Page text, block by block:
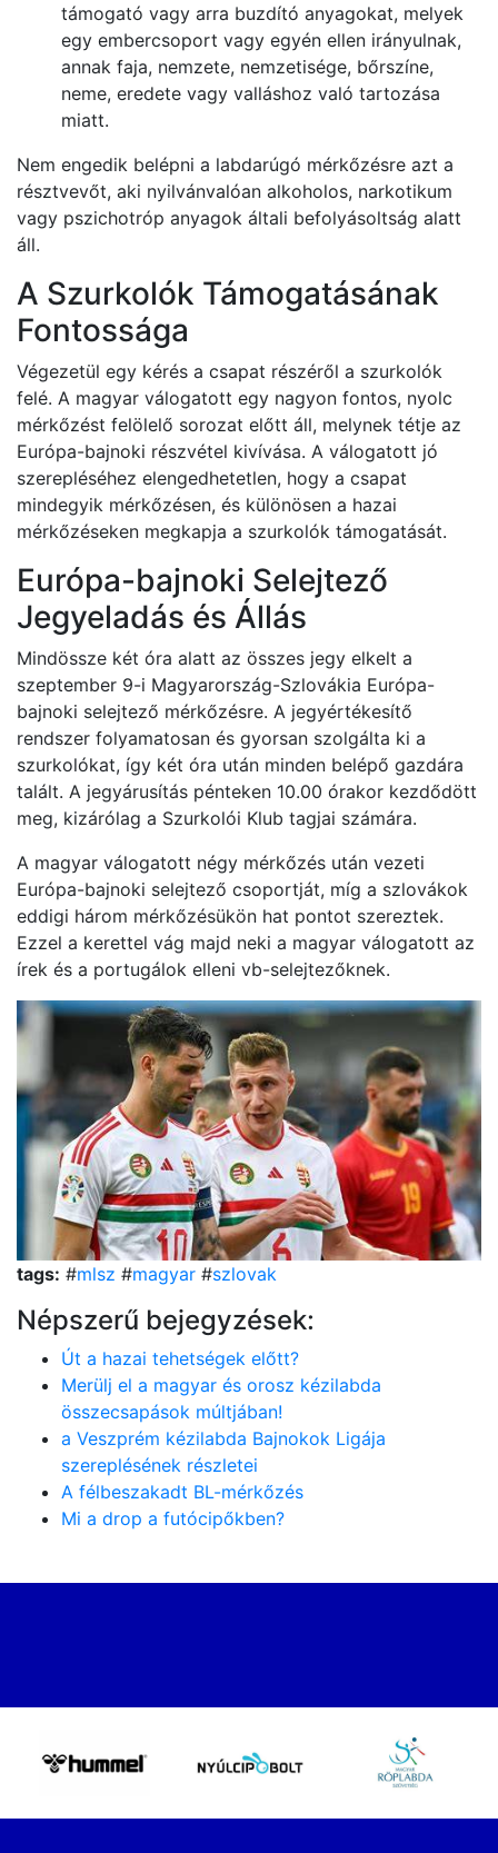
támogató vagy arra buzdító anyagokat, melyek
egy embercsoport vagy egyén ellen irányulnak,
annak faja, nemzete, nemzetisége, bőrszíne,
neme, eredete vagy valláshoz való tartozása
miatt.
Nem engedik belépni a labdarúgó mérkőzésre azt a
résztvevőt, aki nyilvánvalóan alkoholos, narkotikum
vagy pszichotróp anyagok általi befolyásoltság alatt
áll.
A Szurkolók Támogatásának
Fontossága
Végezetül egy kérés a csapat részéről a szurkolók
felé. A magyar válogatott egy nagyon fontos, nyolc
mérkőzést felölelő sorozat előtt áll, melynek tétje az
Európa-bajnoki részvétel kivívása. A válogatott jó
szerepléséhez elengedhetetlen, hogy a csapat
mindegyik mérkőzésen, és különösen a hazai
mérkőzéseken megkapja a szurkolók támogatását.
Európa-bajnoki Selejtező
Jegyeladás és Állás
Mindössze két óra alatt az összes jegy elkelt a
szeptember 9-i Magyarország-Szlovákia Európa-
bajnoki selejtező mérkőzésre. A jegyértékesítő
rendszer folyamatosan és gyorsan szolgálta ki a
szurkolókat, így két óra után minden belépő gazdára
talált. A jegyárusítás pénteken 10.00 órakor kezdődött
meg, kizárólag a Szurkolói Klub tagjai számára.
A magyar válogatott négy mérkőzés után vezeti
Európa-bajnoki selejtező csoportját, míg a szlovákok
eddigi három mérkőzésükön hat pontot szereztek.
Ezzel a kerettel vág majd neki a magyar válogatott az
írek és a portugálok elleni vb-selejtezőknek.
tags: #mlsz #magyar #szlovak
Népszerű bejegyzések:
Út a hazai tehetségek előtt?
Merülj el a magyar és orosz kézilabda
összecsapások múltjában!
a Veszprém kézilabda Bajnokok Ligája
szereplésének részletei
A félbeszakadt BL-mérkőzés
Mi a drop a futócipőkben?